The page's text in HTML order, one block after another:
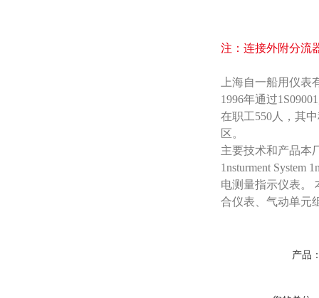
注：连接外附分流
上海自一船用仪
1996年通过
在职工550人，其
区。
主要技术和产品本
1nsturment System
电测量指示仪表。
合仪表、气动单元
产品